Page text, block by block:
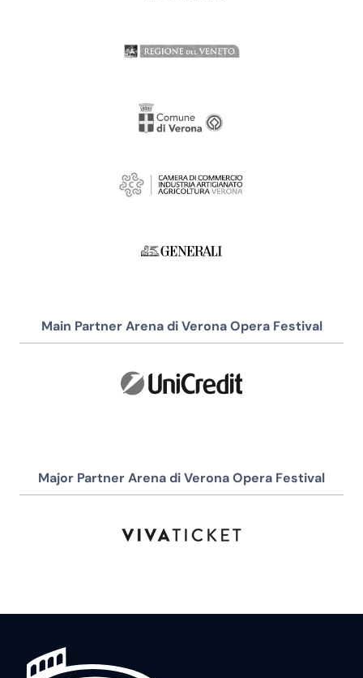
Main Partner Arena di Verona Opera Festival
Major Partner Arena di Verona Opera Festival